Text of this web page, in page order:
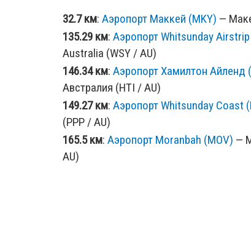
32.7 км: Аэропорт Маккей (MKY) —
135.29 км: Аэропорт Whitsunday Airstrip
Australia (WSY / AU)
146.34 км: Аэропорт Хамилтон Айленд
Австралия (HTI / AU)
149.27 км: Аэропорт Whitsunday Coast
(PPP / AU)
165.5 км: Аэропорт Moranbah (MOV) —
AU)